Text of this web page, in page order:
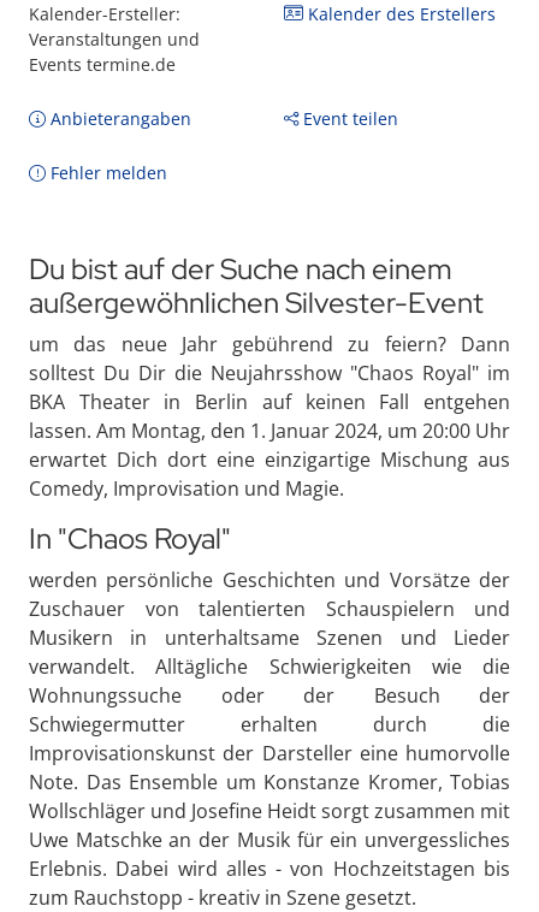
Kalender-Ersteller:
Veranstaltungen und
Events termine.de
Kalender des Erstellers
Anbieterangaben Event teilen
Fehler melden
Du bist auf der Suche nach einem
außergewöhnlichen Silvester-Event
um das neue Jahr gebührend zu feiern? Dann
solltest Du Dir die Neujahrsshow "Chaos Royal" im
BKA Theater in Berlin auf keinen Fall entgehen
lassen. Am Montag, den 1. Januar 2024, um 20:00 Uhr
erwartet Dich dort eine einzigartige Mischung aus
Comedy, Improvisation und Magie.
In "Chaos Royal"
werden persönliche Geschichten und Vorsätze der
Zuschauer von talentierten Schauspielern und
Musikern in unterhaltsame Szenen und Lieder
verwandelt. Alltägliche Schwierigkeiten wie die
Wohnungssuche oder der Besuch der
Schwiegermutter erhalten durch die
Improvisationskunst der Darsteller eine humorvolle
Note. Das Ensemble um Konstanze Kromer, Tobias
Wollschläger und Josefine Heidt sorgt zusammen mit
Uwe Matschke an der Musik für ein unvergessliches
Erlebnis. Dabei wird alles - von Hochzeitstagen bis
zum Rauchstopp - kreativ in Szene gesetzt.